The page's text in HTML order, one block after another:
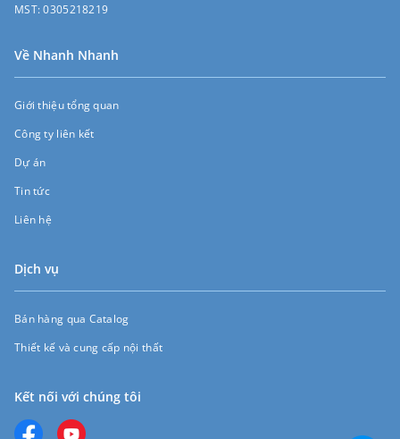
MST:0305218219
Về Nhanh Nhanh
Giới thiệu tổng quan
Công ty liên kết
Dự án
Tin tức
Liên hệ
Dịch vụ
Bán hàng qua Catalog
Thiết kế và cung cấp nội thất
Kết nối với chúng tôi